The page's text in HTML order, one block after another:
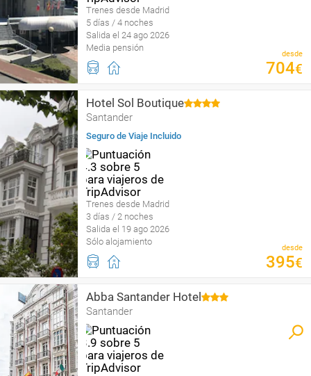
Trenes desde Madrid
5 días / 4 noches
Salida el 24 ago 2026
Media pensión
desde
704€
Hotel Sol Boutique
Santander
Seguro de Viaje Incluido
Trenes desde Madrid
3 días / 2 noches
Salida el 19 ago 2026
Sólo alojamiento
desde
395€
Abba Santander Hotel
Santander